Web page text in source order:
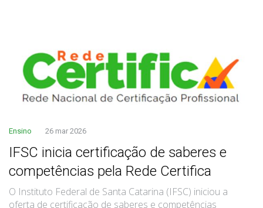
Ensino 26 mar 2026
IFSC inicia certificação de saberes e
competências pela Rede Certifica
O Instituto Federal de Santa Catarina (IFSC) iniciou a
oferta de certificação de saberes e competências